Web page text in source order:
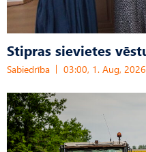
Stipras sievietes
Sabiedrība 03:00, 1. Aug, 2026